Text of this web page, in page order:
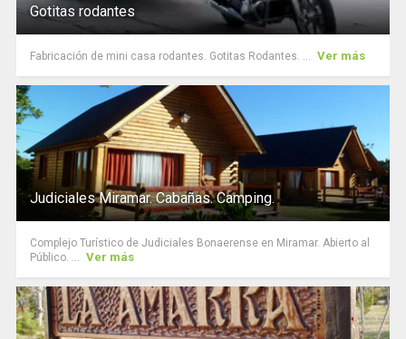
Gotitas rodantes
Fabricación de mini casa rodantes. Gotitas Rodantes. ... Ver más
Judiciales Miramar. Cabañas. Camping.
Complejo Turístico de Judiciales Bonaerense en Miramar. Abierto al
Público. ... Ver más